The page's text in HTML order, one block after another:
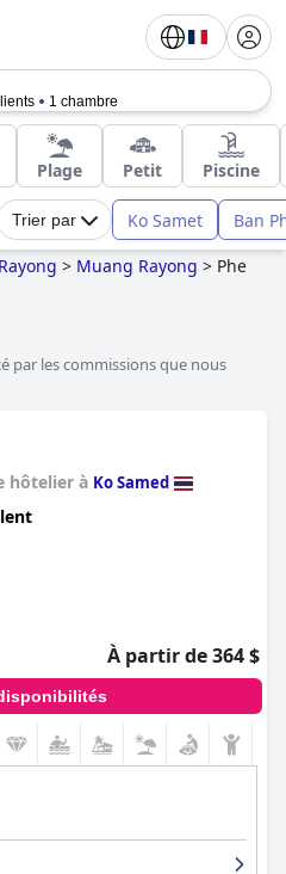
1 chambre
Plage Petit Piscine
Trier par Ko Samet Ban
Rayong > Muang Rayong > Phe
par les commissions que nous
hôtelier à Ko Samed
À partir de 364 $